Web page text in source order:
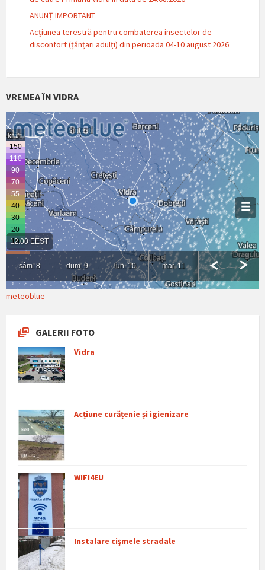
ANUNȚ IMPORTANT
Acțiunea terestră pentru combaterea insectelor de
disconfort (țânțari adulți) din perioada 04-10 august 2026
VREMEA ÎN VIDRA
meteoblue
GALERII FOTO
Vidra
Acțiune curățenie și igienizare
WIFI4EU
Instalare cișmele stradale